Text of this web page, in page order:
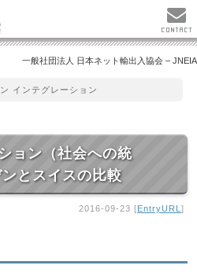
一般社団法人 日本ネット輸出入協会 – JNEIA
インテグレーション
ョン（社会への統
とスイスの比較
2016-09-23 [EntryURL ]
CONTACT